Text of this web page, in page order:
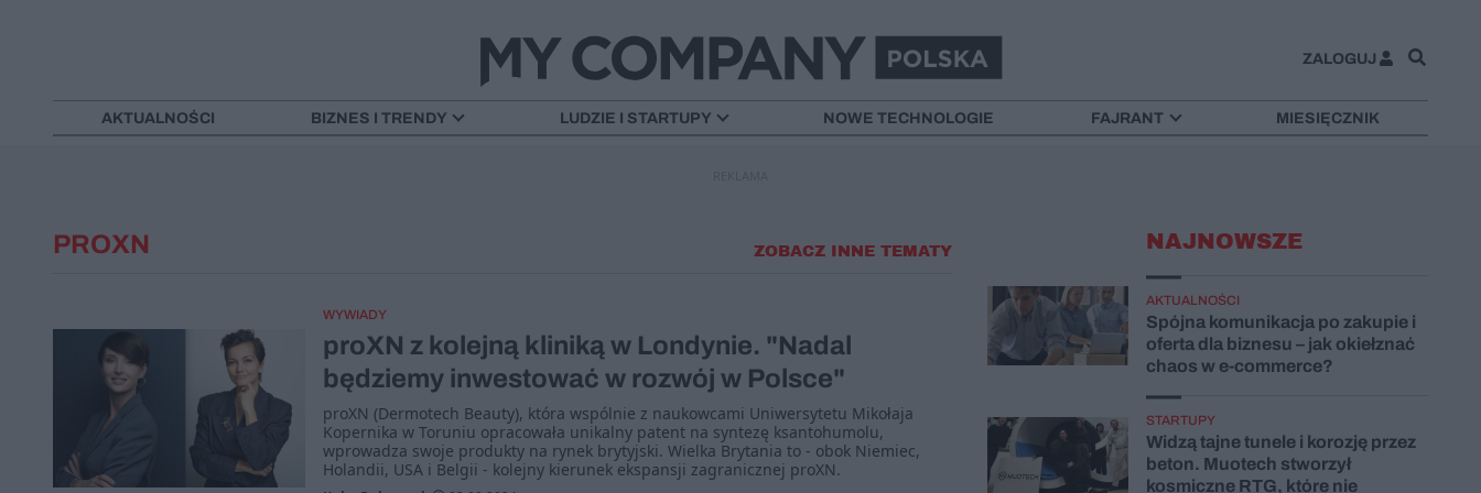
ZALOGUJ
AKTUALNOŚCI BIZNES I TRENDY LUDZIE I STARTUPY NOWE TECHNOLOGIE FAJRANT MIESIĘCZNIK
PROXN ZOBACZ INNE TEMATY
WYWIADY
proXN z kolejną kliniką w Londynie. "Nadal
będziemy inwestować w rozwój w Polsce"
proXN (Dermotech Beauty), która wspólnie z naukowcami Uniwersytetu Mikołaja
Kopernika w Toruniu opracowała unikalny patent na syntezę ksantohumolu,
wprowadza swoje produkty na rynek brytyjski. Wielka Brytania to - obok Niemiec,
Holandii, USA i Belgii - kolejny kierunek ekspansji zagranicznej proXN.
NAJNOWSZE
AKTUALNOŚCI
Spójna komunikacja po zakupie i
oferta dla biznesu – jak okiełznać
chaos w e-commerce?
STARTUPY
Widzą tajne tunele i korozję przez
beton. Muotech stworzył
kosmiczne RTG, które nie